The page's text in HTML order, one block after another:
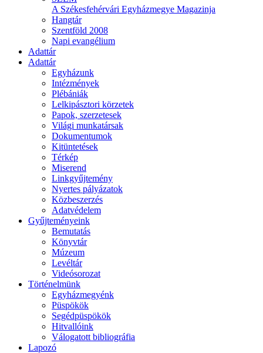
A Székesfehérvári Egyházmegye Magazinja
Hangtár
Szentföld 2008
Napi evangélium
Adattár
Adattár
Egyházunk
Intézmények
Plébániák
Lelkipásztori körzetek
Papok, szerzetesek
Világi munkatársak
Dokumentumok
Kitüntetések
Térkép
Miserend
Linkgyűjtemény
Nyertes pályázatok
Közbeszerzés
Adatvédelem
Gyűjteményeink
Bemutatás
Könyvtár
Múzeum
Levéltár
Videósorozat
Történelmünk
Egyházmegyénk
Püspökök
Segédpüspökök
Hitvallóink
Válogatott bibliográfia
Lapozó